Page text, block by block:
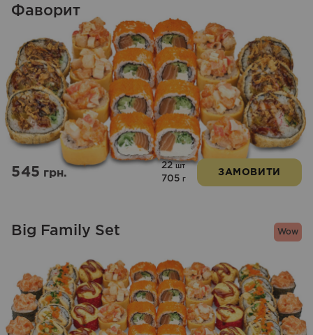
Фаворит
545грн.
22шт
705 г
ЗАМОВИТИ
Wow
Big Family Set